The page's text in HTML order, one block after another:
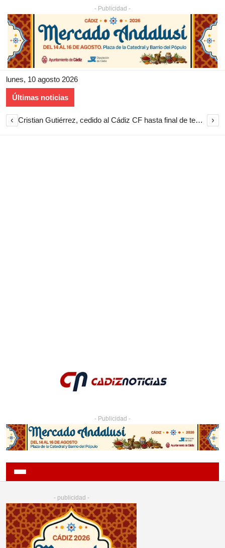
- Publicidad -
lunes, 10 agosto 2026
Últimas noticias
‹ Cristian Gutiérrez, cedido al Cádiz CF hasta final de temporada ›
- Publicidad -
- publicidad -